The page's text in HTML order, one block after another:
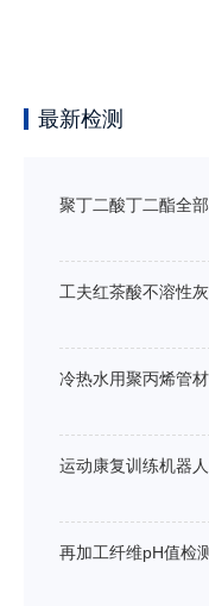
最新检测
聚丁二酸丁二酯全
工夫红茶酸不溶性
冷热水用聚丙烯管
运动康复训练机器
再加工纤维pH值检测